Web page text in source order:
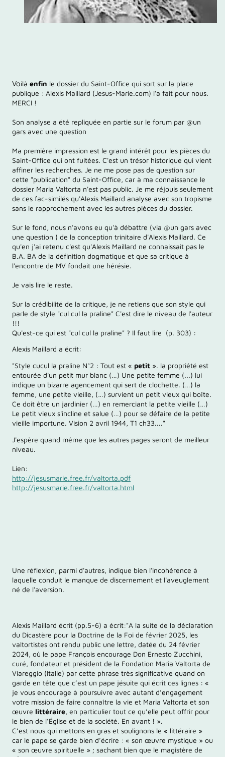
Voilà enfin le dossier du Saint-Office qui sort sur la place
publique : Alexis Maillard (Jesus-Marie.com) l'a fait pour nous.
MERCI !
Son analyse a été repliquée en partie sur le forum par @un
gars avec une question
Ma première impression est le grand intérêt pour les pièces du
Saint-Office qui ont fuitées. C'est un trésor historique qui vient
affiner les recherches. Je ne me pose pas de question sur
cette "publication" du Saint-Office, car à ma connaissance le
dossier Maria Valtorta n'est pas public. Je me réjouis seulement
de ces fac-similés qu'Alexis Maillard analyse avec son tropisme
sans le rapprochement avec les autres pièces du dossier.
Sur le fond, nous n'avons eu qu'à débattre (via @un gars avec
une question ) de la conception trinitaire d'Alexis Maillard. Ce
qu'en j'ai retenu c'est qu'Alexis Maillard ne connaissait pas le
B.A. BA de la définition dogmatique et que sa critique à
l'encontre de MV fondait une hérésie.
Je vais lire le reste.
Sur la crédibilité de la critique, je ne retiens que son style qui
parle de style "cul cul la praline" C'est dire le niveau de l'auteur
!!!
Qu'est-ce qui est "cul cul la praline" ? Il faut lire (p. 303) :
Alexis Maillard a écrit:
"Style cucul la praline N°2 : Tout est « petit ». la propriété est
entourée d'un petit mur blanc (…) Une petite femme (...) lui
indique un bizarre agencement qui sert de clochette. (…) la
femme, une petite vieille, (…) survient un petit vieux qui boîte.
Ce doit être un jardinier (…) en remerciant la petite vieille (…)
Le petit vieux s'incline et salue (…) pour se défaire de la petite
vieille importune. Vision 2 avril 1944, T1 ch33...."
J'espère quand même que les autres pages seront de meilleur
niveau.
Lien:
http://jesusmarie.free.fr/valtorta.pdf
http://jesusmarie.free.fr/valtorta.html
Une réflexion, parmi d'autres, indique bien l'incohérence à
laquelle conduit le manque de discernement et l'aveuglement
né de l'aversion.
Alexis Maillard écrit (pp.5-6) a écrit:"A la suite de la déclaration
du Dicastère pour la Doctrine de la Foi de février 2025, les
valtortistes ont rendu public une lettre, datée du 24 février
2024, où le pape François encourage Don Ernesto Zucchini,
curé, fondateur et président de la Fondation Maria Valtorta de
Viareggio (Italie) par cette phrase très significative quand on
garde en tête que c’est un pape jésuite qui écrit ces lignes : «
je vous encourage à poursuivre avec autant d’engagement
votre mission de faire connaître la vie et Maria Valtorta et son
œuvre littéraire, en particulier tout ce qu’elle peut offrir pour
le bien de l’Église et de la société. En avant ! ».
C’est nous qui mettons en gras et soulignons le « littéraire »
car le pape se garde bien d’écrire : « son œuvre mystique » ou
« son œuvre spirituelle » ; sachant bien que le magistère de